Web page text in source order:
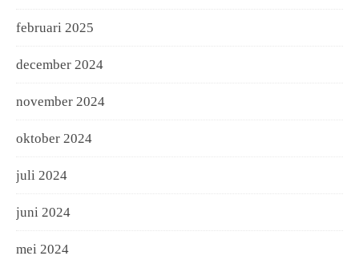
februari 2025
december 2024
november 2024
oktober 2024
juli 2024
juni 2024
mei 2024